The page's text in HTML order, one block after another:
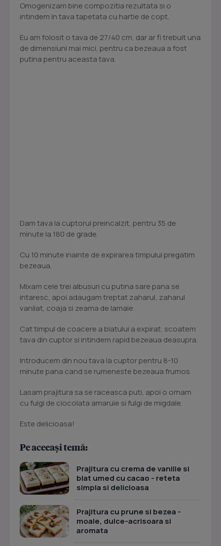
Omogenizam bine compozitia rezultata si o
intindem in tava tapetata cu hartie de copt.
Eu am folosit o tava de 27/40 cm, dar ar fi trebuit una
de dimensiuni mai mici, pentru ca bezeaua a fost
putina pentru aceasta tava.
Dam tava la cuptorul preincalzit, pentru 35 de
minute la 180 de grade.
Cu 10 minute inainte de expirarea timpului pregatim
bezeaua.
Mixam cele trei albusuri cu putina sare pana se
intaresc, apoi adaugam treptat zaharul, zaharul
vanilat, coaja si zeama de lamaie.
Cat timpul de coacere a blatului a expirat, scoatem
tava din cuptor si intindem rapid bezeaua deasupra.
Introducem din nou tava la cuptor pentru 8-10
minute pana cand se rumeneste bezeaua frumos.
Lasam prajitura sa se raceasca puti, apoi o ornam
cu fulgi de ciocolata amaruie si fulgi de migdale.
Este delicioasa!
Pe aceeași temă:
Prajitura cu crema de vanilie si
blat umed cu cacao - reteta
simpla si delicioasa
Prajitura cu prune si bezea -
moale, dulce-acrisoara si
aromata